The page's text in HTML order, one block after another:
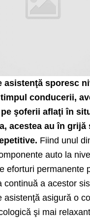
asistenţă sporesc
conducerii,
şoferii aflaţi în
acestea au în grijă
Fiind unul
auto la
eforturi permanente
continuă a acestor
asistenţă asigură o
şi mai